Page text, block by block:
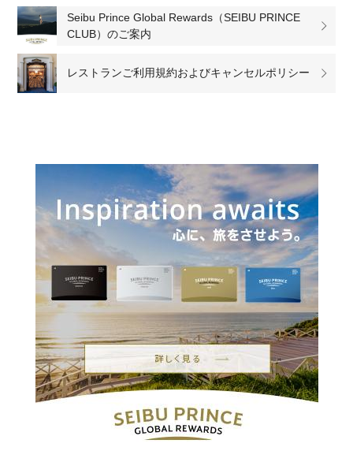
Seibu Prince Global Rewards（SEIBU PRINCE
CLUB）のご案内
レストランご利用規約およびキャンセルポリシー